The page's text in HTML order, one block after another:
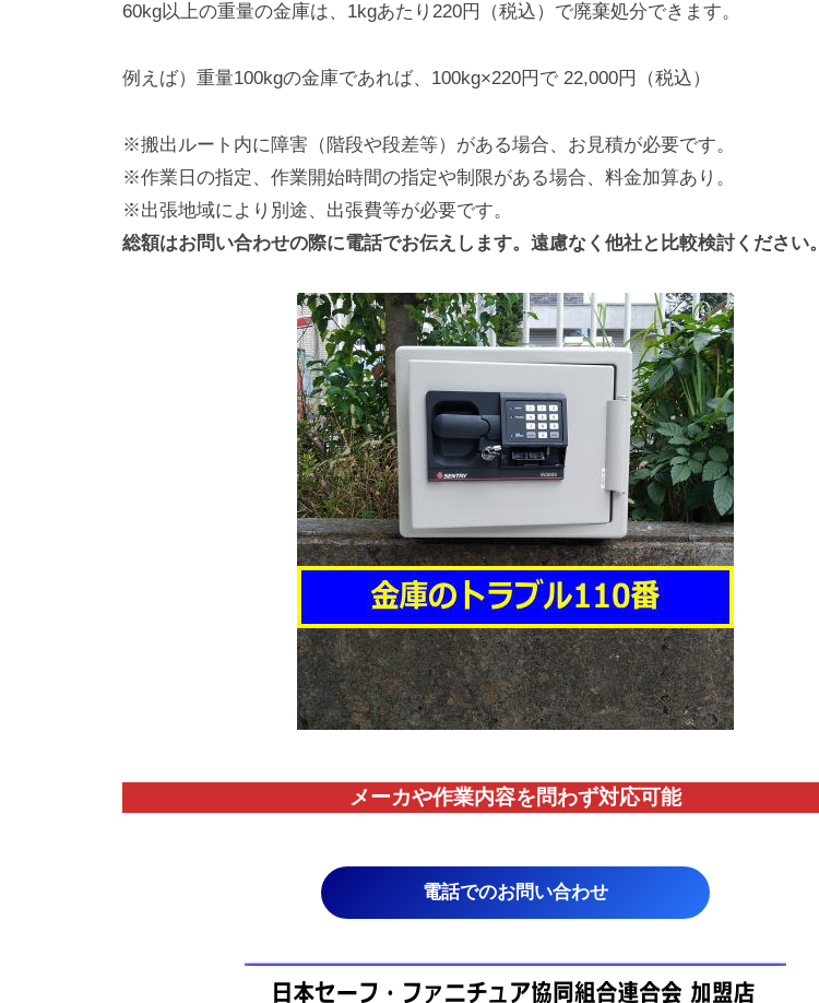
60kg以上の重量の金庫は、1kgあたり220円（税込）で廃棄処分できます。
例えば）重量100kgの金庫であれば、100kg×220円で 22,000円（税込）
※搬出ルート内に障害（階段や段差等）がある場合、お見積が必要です。
※作業日の指定、作業開始時間の指定や制限がある場合、料金加算あり。
※出張地域により別途、出張費等が必要です。
総額はお問い合わせの際に電話でお伝えします。遠慮なく他社と比較検討ください。
メーカや作業内容を問わず対応可能
電話でのお問い合わせ